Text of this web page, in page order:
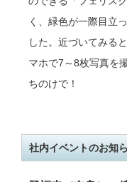
く、緑色が一際目立
した。 近づいてみる
マホで7～8枚写真を
ちのけで！
社内イベントのお知